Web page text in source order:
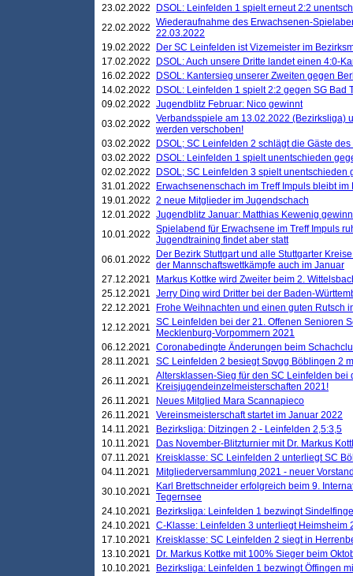
23.02.2022
DSOL: Leinfelden 1 spielt erneut 2:2
22.02.2022 Wiederaufnahme des Erwachsenen-
22.03.2022
19.02.2022
Der SC Leinfelden ist Vizemeister im
17.02.2022
DSOL: Auch unsere Dritte landet einen 4:0-
16.02.2022
DSOL: Kantersieg unserer Zweiten gegen
14.02.2022
DSOL: Leinfelden 1 spielt 2:2 gegen SG Bad
09.02.2022 Jugendblitz Februar: Nico gewinnt
03.02.2022 Verbandsspiele am 13.02.2022 (Bezirksliga)
werden verschoben!
03.02.2022
DSOL; SC Leinfelden 2 schlägt die Gäste
03.02.2022
DSOL: Leinfelden 1 spielt unentschieden
02.02.2022
DSOL; SC Leinfelden 3 spielt unentschieden
31.01.2022
Erwachsenenschach im Treff Impuls bleibt
19.01.2022 2 neue Mitglieder im Jugendschach
12.01.2022 Jugendblitz Januar: Matthias Kewenig
10.01.2022 Spielabend für Erwachsene im Treff Impuls
Jugendtraining findet aber statt
06.01.2022
Der Bezirk Stuttgart und alle Stuttgarter
der Mannschaftswettkämpfe auch im Januar
27.12.2021
Markus Kottke wird Zweiter beim 2.
25.12.2021 Jerry Ding wird Dritter bei der Baden-
22.12.2021
Frohe Weihnachten und einen guten Rutsch
12.12.2021 SC Leinfelden bei der 21. Offenen Senioren
Mecklenburg-Vorpommern 2021
06.12.2021 Coronabedingte Änderungen beim
28.11.2021
SC Leinfelden 2 besiegt Spvgg Böblingen 2
26.11.2021
Altersklassen-Sieg für den SC Leinfelden bei
Kreisjugendeinzelmeisterschaften 2021!
26.11.2021
Neues Mitglied Mara Scannapieco
26.11.2021
Vereinsmeisterschaft startet im Januar 2022
14.11.2021
Bezirksliga: Ditzingen 2 - Leinfelden 2,5:3,5
10.11.2021
Das November-Blitzturnier mit Dr. Markus
07.11.2021
Kreisklasse: SC Leinfelden 2 unterliegt SC
04.11.2021
Mitgliederversammlung 2021 - neuer
30.10.2021
Karl Brettschneider erfolgreich beim 9.
Tegernsee
24.10.2021
Bezirksliga: Leinfelden 1 bezwingt
24.10.2021 C-Klasse: Leinfelden 3 unterliegt Heimsheim
17.10.2021
Kreisklasse: SC Leinfelden 2 siegt in
13.10.2021
Dr. Markus Kottke mit 100% Sieger beim
10.10.2021
Bezirksliga: Leinfelden 1 bezwingt Öffingen